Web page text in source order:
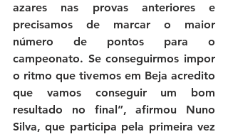
azares nas provas anteriores e
precisamos de marcar o maior
número de pontos para o
campeonato. Se conseguirmos impor
o ritmo que tivemos em Beja acredito
que vamos conseguir um bom
resultado no final”, afirmou Nuno
Silva, que participa pela primeira vez